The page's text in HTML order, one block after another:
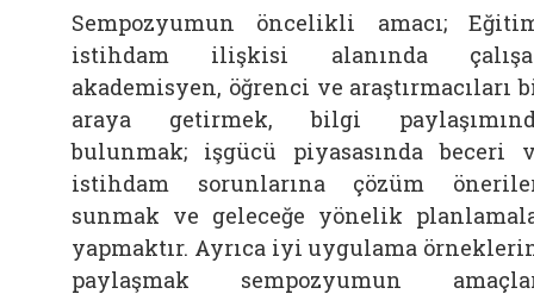
Sempozyumun öncelikli amacı;
istihdam ilişkisi alanında
akademisyen, öğrenci ve araştırmacıları
araya getirmek, bilgi
bulunmak; işgücü piyasasında beceri
istihdam sorunlarına çözüm
sunmak ve geleceğe yönelik
yapmaktır. Ayrıca iyi uygulama
paylaşmak sempozyumun